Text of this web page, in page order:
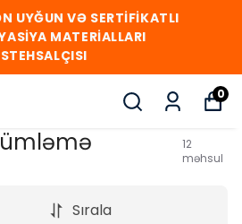
UYĞUN VƏ SERTİFİKATLI
MATERİALLARI
0
12
məhsul
Sırala